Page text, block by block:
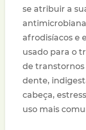
se atribuir a
afrodisíacos e
usado para o
de transtornos
dente,
cabeça,
uso mais